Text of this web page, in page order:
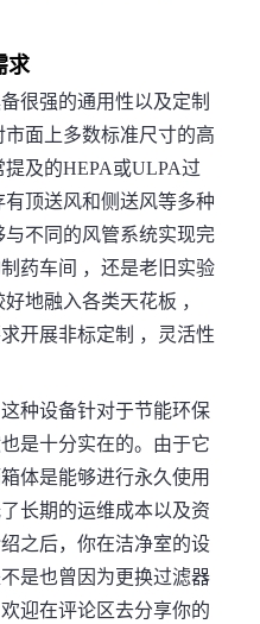
求
很强的通用性以及定制
面上多数标准尺寸的高
及的HEPA或ULPA过
顶送风和侧送风等多种
不同的风管系统实现完
药车间 ，还是老旧实验
地融入各类天花板 ，
开展非标定制 ，灵活性
种设备针对于节能环保
是十分实在的。由于它
体是能够进行永久使用
长期的运维成本以及资
之后，你在洁净室的设
是也曾因为更换过滤器
迎在评论区去分享你的